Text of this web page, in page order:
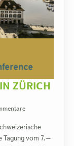
ZÜRICH
Tagung vom 7.–